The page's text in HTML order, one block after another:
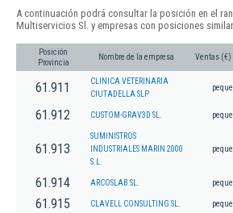
A continuación podrá consultar la posición en el
Multiservicios Sl. y empresas con posiciones
Posición
Provincia
Nombre de la empresa Ventas (€)
61.911
CLINICA VETERINARIA
CIUTADELLA SLP
61.912 CUSTOM-GRAV3D SL.
61.913
SUMINISTROS
INDUSTRIALES MARIN 2000
S.L.
61.914 ARCOSLAB SL.
61.915 CLAVELL CONSULTING SL.